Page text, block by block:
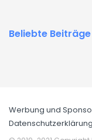
Beliebte Beiträge
Werbung und
Datenschutzerklärung